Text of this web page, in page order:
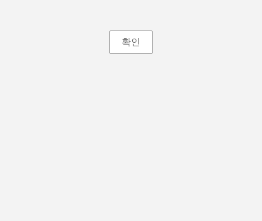
확인